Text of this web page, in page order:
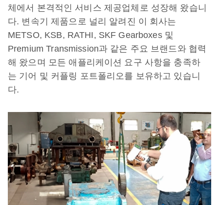
체에서 본격적인 서비스 제공업체로 성장해 왔습니
다. 변속기 제품으로 널리 알려진 이 회사는
METSO, KSB, RATHI, SKF Gearboxes 및
Premium Transmission과 같은 주요 브랜드와 협력
해 왔으며 모든 애플리케이션 요구 사항을 충족하
는 기어 및 커플링 포트폴리오를 보유하고 있습니
다.